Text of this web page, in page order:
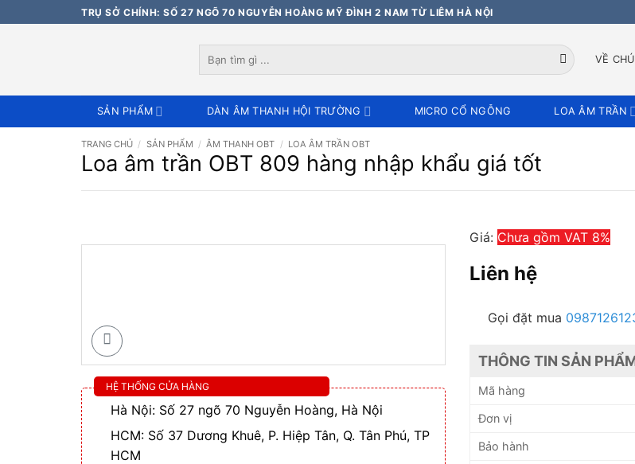
qua
TRỤ SỞ CHÍNH: SỐ 27 NGÕ 70 NGUYỄN HOÀNG MỸ ĐÌNH 2 NAM TỪ LIÊM HÀ NỘI
kiếm:
VỀ
SẢN PHẨM DÀN ÂM THANH HỘI TRƯỜNG MICRO CỔ NGỖNG LOA ÂM TRẦN
TRANG CHỦ / SẢN PHẨM / ÂM THANH OBT / LOA ÂM TRẦN OBT
Loa âm trần OBT 809 hàng nhập khẩu giá tốt
HỆ THỐNG CỬA HÀNG
Hà Nội: Số 27 ngõ 70 Nguyễn Hoàng, Hà Nội
HCM: Số 37 Dương Khuê, P. Hiệp Tân, Q. Tân Phú, TP
HCM
Giá: Chưa gồm VAT 8%
Liên hệ
Gọi đặt mua
THÔNG TIN SẢN
Mã hàng
Đơn vị
Bảo hành